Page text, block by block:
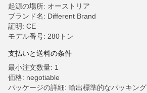
起源の場所: オーストリア
ブランド名: Different Brand
証明: CE
モデル番号: 280トン
支払いと送料の条件
最小注文数量: 1
価格: negotiable
パッケージの詳細: 輸出標準的なパッキング